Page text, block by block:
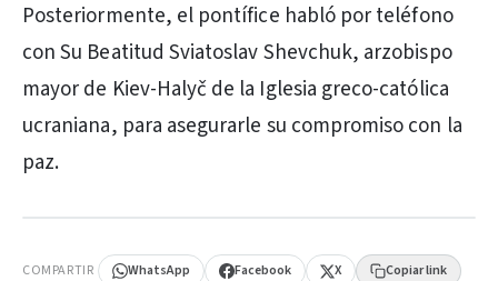
Posteriormente, el pontífice habló por teléfono
con Su Beatitud Sviatoslav Shevchuk, arzobispo
mayor de Kiev-Halyč de la Iglesia greco-católica
ucraniana, para asegurarle su compromiso con la
paz.
COMPARTIR WhatsApp Facebook X Copiar link